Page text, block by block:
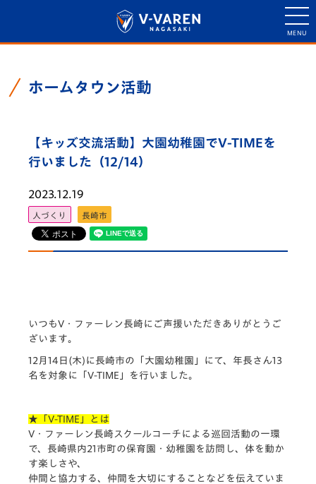
ホームタウン活動
【キッズ交流活動】大園幼稚園でV-TIMEを
行いました（12/14）
2023.12.19
人づくり 長崎市
いつもV・ファーレン長崎にご声援いただきありがとうご
ざいます。
12月14日(木)に長崎市の「大園幼稚園」にて、年長さん13
名を対象に「V-TIME」を行いました。
★「V-TIME」とは
V・ファーレン長崎スクールコーチによる巡回活動の一環
で、長崎県内21市町の保育園・幼稚園を訪問し、体を動か
す楽しさや、
仲間と協力する、仲間を大切にすることなどを伝えていま